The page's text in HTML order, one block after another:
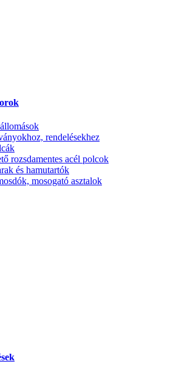
rendelésekhez
rozsdamentes acél polcok
és hamutartók
mosogató asztalok